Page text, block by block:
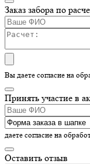
Заказ забора по
Вы даете согласие на
Принять участие в
даете согласие на
Оставить отзыв